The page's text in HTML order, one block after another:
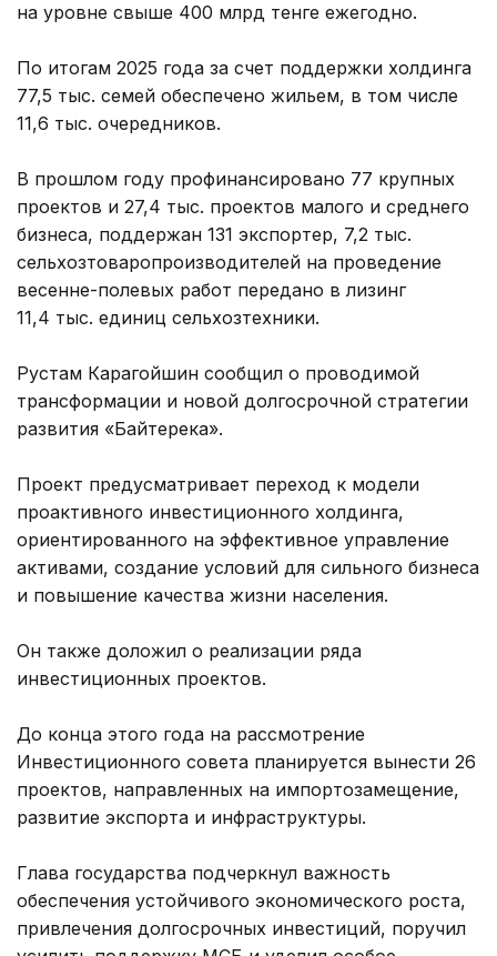
на уровне свыше 400 млрд тенге ежегодно.
По итогам 2025 года за счет поддержки холдинга
77,5 тыс. семей обеспечено жильем, в том числе
11,6 тыс. очередников.
В прошлом году профинансировано 77 крупных
проектов и 27,4 тыс. проектов малого и среднего
бизнеса, поддержан 131 экспортер, 7,2 тыс.
сельхозтоваропроизводителей на проведение
весенне-полевых работ передано в лизинг
11,4 тыс. единиц сельхозтехники.
Рустам Карагойшин сообщил о проводимой
трансформации и новой долгосрочной стратегии
развития «Байтерека».
Проект предусматривает переход к модели
проактивного инвестиционного холдинга,
ориентированного на эффективное управление
активами, создание условий для сильного бизнеса
и повышение качества жизни населения.
Он также доложил о реализации ряда
инвестиционных проектов.
До конца этого года на рассмотрение
Инвестиционного совета планируется вынести 26
проектов, направленных на импортозамещение,
развитие экспорта и инфраструктуры.
Глава государства подчеркнул важность
обеспечения устойчивого экономического роста,
привлечения долгосрочных инвестиций, поручил